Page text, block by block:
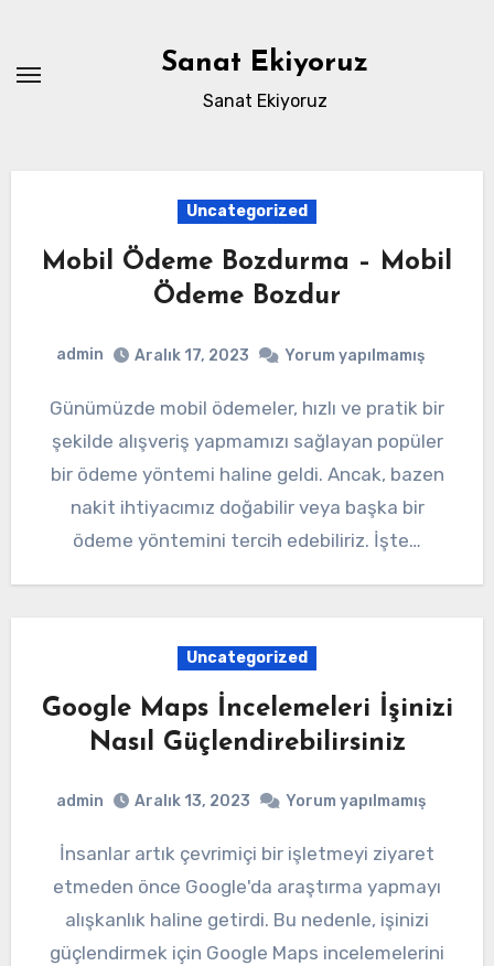
content
Sanat Ekiyoruz
Sanat Ekiyoruz
Uncategorized
Mobil Ödeme Bozdurma – Mobil
Ödeme Bozdur
admin Aralık 17, 2023 Yorum yapılmamış
Günümüzde mobil ödemeler, hızlı ve pratik bir
şekilde alışveriş yapmamızı sağlayan popüler
bir ödeme yöntemi haline geldi. Ancak, bazen
nakit ihtiyacımız doğabilir veya başka bir
ödeme yöntemini tercih edebiliriz. İşte…
Uncategorized
Google Maps İncelemeleri İşinizi
Nasıl Güçlendirebilirsiniz
admin Aralık 13, 2023 Yorum yapılmamış
İnsanlar artık çevrimiçi bir işletmeyi ziyaret
etmeden önce Google'da araştırma yapmayı
alışkanlık haline getirdi. Bu nedenle, işinizi
güçlendirmek için Google Maps incelemelerini